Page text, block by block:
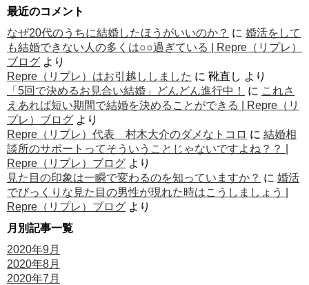
最近のコメント
なぜ20代のうちに結婚したほうがいいのか？ に 婚活をして
も結婚できない人の多くは○○過ぎている | Repre（リプレ）
ブログ より
Repre（リプレ）はお引越ししました に 靴直し より
「5回で決めるお見合い結婚」どんどん進行中！
に これさ
えあれば短い期間で結婚を決めることができる | Repre（リ
プレ）ブログ より
Repre（リプレ）代表 村木大介のダメなトコロ に 結婚相
談所のサポートってそういうことじゃないですよね？？ |
Repre（リプレ）ブログ より
見た目の印象は一瞬で変わるのを知っていますか？ に 婚活
でびっくりな見た目の男性が現れた時はこうしましょう |
Repre（リプレ）ブログ より
月別記事一覧
2020年9月
2020年8月
2020年7月